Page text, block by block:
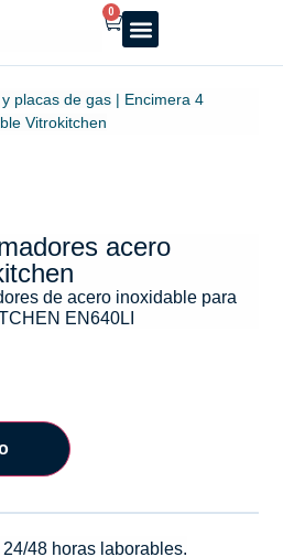
0
placas de gas | Encimera 4
Vitrokitchen
acero
de acero inoxidable para
EN640LI
48 horas laborables.